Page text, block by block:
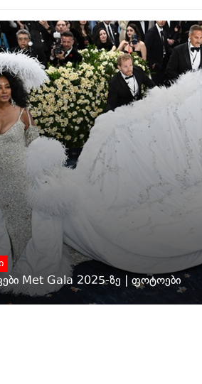
Met Gala 2025-ზე | ფოტოები